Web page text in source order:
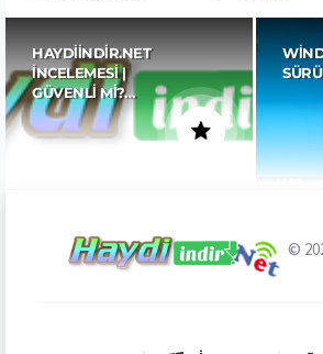
HAYDIINDIR.NET
İNCELEMESI |
GÜVENLI MI?…
©